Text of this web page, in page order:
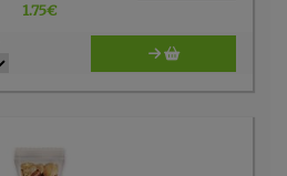
1.75€